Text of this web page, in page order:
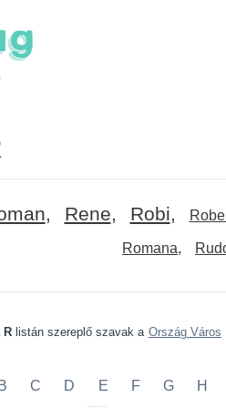
Rene Robi
Romana
R listán szereplő szavak a Ország Város
B C D E F G H